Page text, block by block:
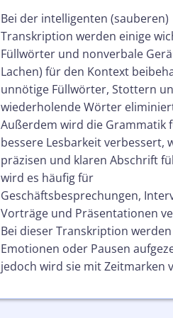
Bei der intelligenten (sauberen)
Transkription werden einige
Füllwörter und nonverbale
Lachen) für den Kontext
unnötige Füllwörter, Stottern
wiederholende Wörter
Außerdem wird die Grammatik
bessere Lesbarkeit verbessert,
präzisen und klaren Abschrift
wird es häufig für
Geschäftsbesprechungen,
Vorträge und Präsentationen
Bei dieser Transkription
Emotionen oder Pausen
jedoch wird sie mit Zeitmarken